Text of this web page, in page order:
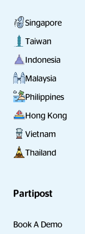
Singapore
Taiwan
Indonesia
Malaysia
Philippines
Hong Kong
Vietnam
Thailand
Partipost
Book A Demo